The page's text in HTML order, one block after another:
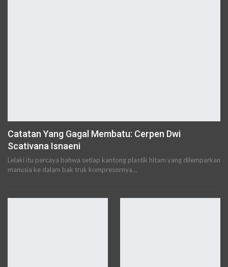
Catatan Yang Gagal Membatu: Cerpen Dwi
Scativana Isnaeni
Lelaki itu percaya bahwa setiap kantong plastik hitam yang dilemparkan
manusia ke dalam bak truk kompresornya…